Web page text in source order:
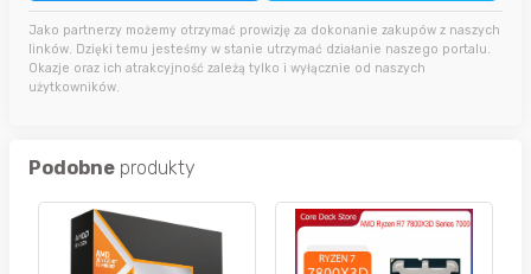
Jako partnerzy możemy otrzymać prowizję za dokonanie zakupów z naszych
linków. Dzięki temu jesteśmy w stanie utrzymać działanie naszego portalu.
Okazje oraz ich atrakcyjność zależą tylko i wyłącznie od naszych
użytkowników.
Podobne produkty